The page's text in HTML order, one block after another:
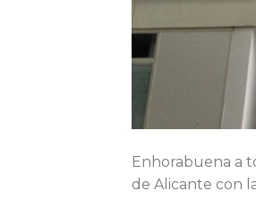
Enhorabuena a
de Alicante con